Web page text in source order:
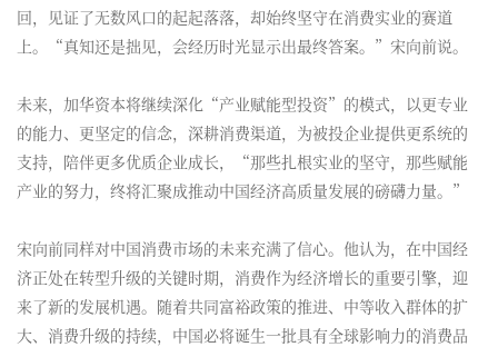
回，见证了无数风口的起起落落，却始终坚守在消费实业的赛道
上。“真知还是拙见，会经历时光显示出最终答案。”宋向前说。
未来，加华资本将继续深化“产业赋能型投资”的模式，以更专业
的能力、更坚定的信念，深耕消费渠道，为被投企业提供更系统的
支持，陪伴更多优质企业成长，“那些扎根实业的坚守，那些赋能
产业的努力，终将汇聚成推动中国经济高质量发展的磅礴力量。”
宋向前同样对中国消费市场的未来充满了信心。他认为，在中国经
济正处在转型升级的关键时期，消费作为经济增长的重要引擎，迎
来了新的发展机遇。随着共同富裕政策的推进、中等收入群体的扩
大、消费升级的持续，中国必将诞生一批具有全球影响力的消费品